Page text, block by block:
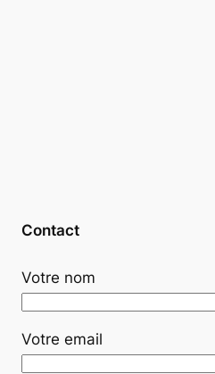
Contact
Votre nom
Votre email